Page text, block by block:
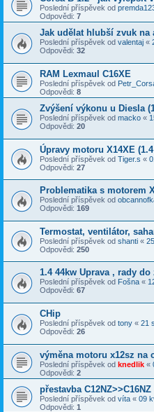
Poslední příspěvek od
Odpovědi: 7
Jak udělat hlubší zvuk na
Poslední příspěvek od valentaj «
Odpovědi: 32
RAM Lexmaul C16XE
Poslední příspěvek od
Odpovědi: 8
Zvýšení výkonu u Diesla
Poslední příspěvek od macko «
Odpovědi: 20
Úpravy motoru X14XE
Poslední příspěvek od Tiger.s «
Odpovědi: 27
Problematika s motorem
Poslední příspěvek od
Odpovědi: 169
Termostat, ventilátor,
Poslední příspěvek od shanti «
Odpovědi: 250
1.4 44kw Uprava , rady
Poslední příspěvek od Fošna «
Odpovědi: 67
CHip
Poslední příspěvek od tony « 21
Odpovědi: 26
výměna motoru x12sz na
Poslední příspěvek od knedlik «
Odpovědi: 2
přestavba C12NZ>>C16NZ
Poslední příspěvek od víta « 09
Odpovědi: 1